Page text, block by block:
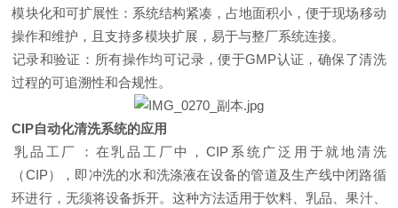
‌模块化和可扩展性‌：系统结构紧凑，占地面积小，便于现场移动
操作和维护，且支持多模块扩展，易于与整厂系统连接‌。
‌记录和验证‌：所有操作均可记录，便于GMP认证，确保了清洗
过程的可追溯性和合规性‌。
‌CIP自动化清洗系统的应用‌
‌乳品工厂‌：在乳品工厂中，CIP系统广泛用于就地清洗
（CIP），即冲洗的水和洗涤液在设备的管道及生产线中闭路循
环进行，无须将设备拆开。这种方法适用于饮料、乳品、果汁、